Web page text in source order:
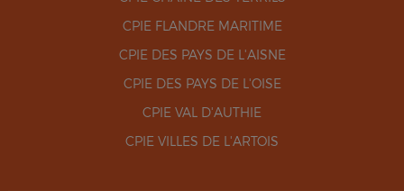
CPIE FLANDRE MARITIME
CPIE DES PAYS DE L'AISNE
CPIE DES PAYS DE L'OISE
CPIE VAL D'AUTHIE
CPIE VILLES DE L'ARTOIS